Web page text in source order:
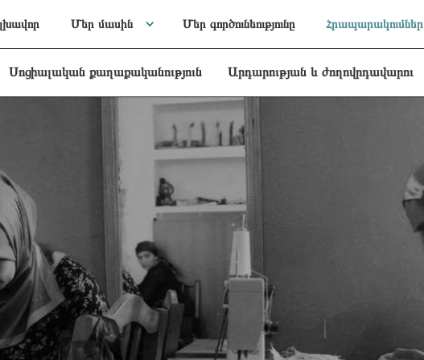
Մեր մասին Մեր գործունեությունը Հրապարակումներ
Սոցիալական քաղաքականություն Արդարության և ժողովրդավարու